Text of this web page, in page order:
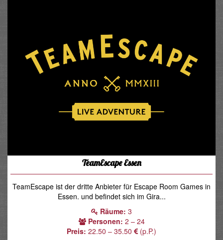
TeamEscape Essen
TeamEscape ist der dritte Anbieter für Escape Room Games in
Essen. und befindet sich im Gira...
Räume: 3
Personen: 2 – 24
Preis: 22.50 – 35.50 (p.P.)